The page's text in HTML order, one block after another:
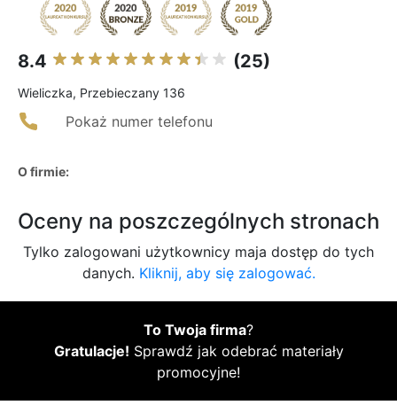
8.4 (25)
Wieliczka, Przebieczany 136
Pokaż numer telefonu
O firmie:
Oceny na poszczególnych stronach
Tylko zalogowani użytkownicy maja dostęp do tych
danych. Kliknij, aby się zalogować.
To Twoja firma?
Gratulacje! Sprawdź jak odebrać materiały
promocyjne!